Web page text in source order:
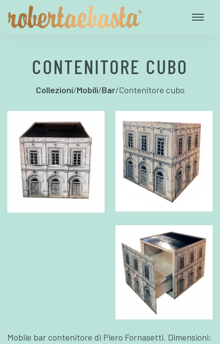
CONTENITORE CUBO
Collezioni/Mobili/Bar/Contenitore cubo
Mobile bar contenitore di Piero Fornasetti. Dimensioni: